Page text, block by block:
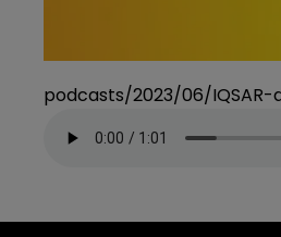
podcasts/2023/06/